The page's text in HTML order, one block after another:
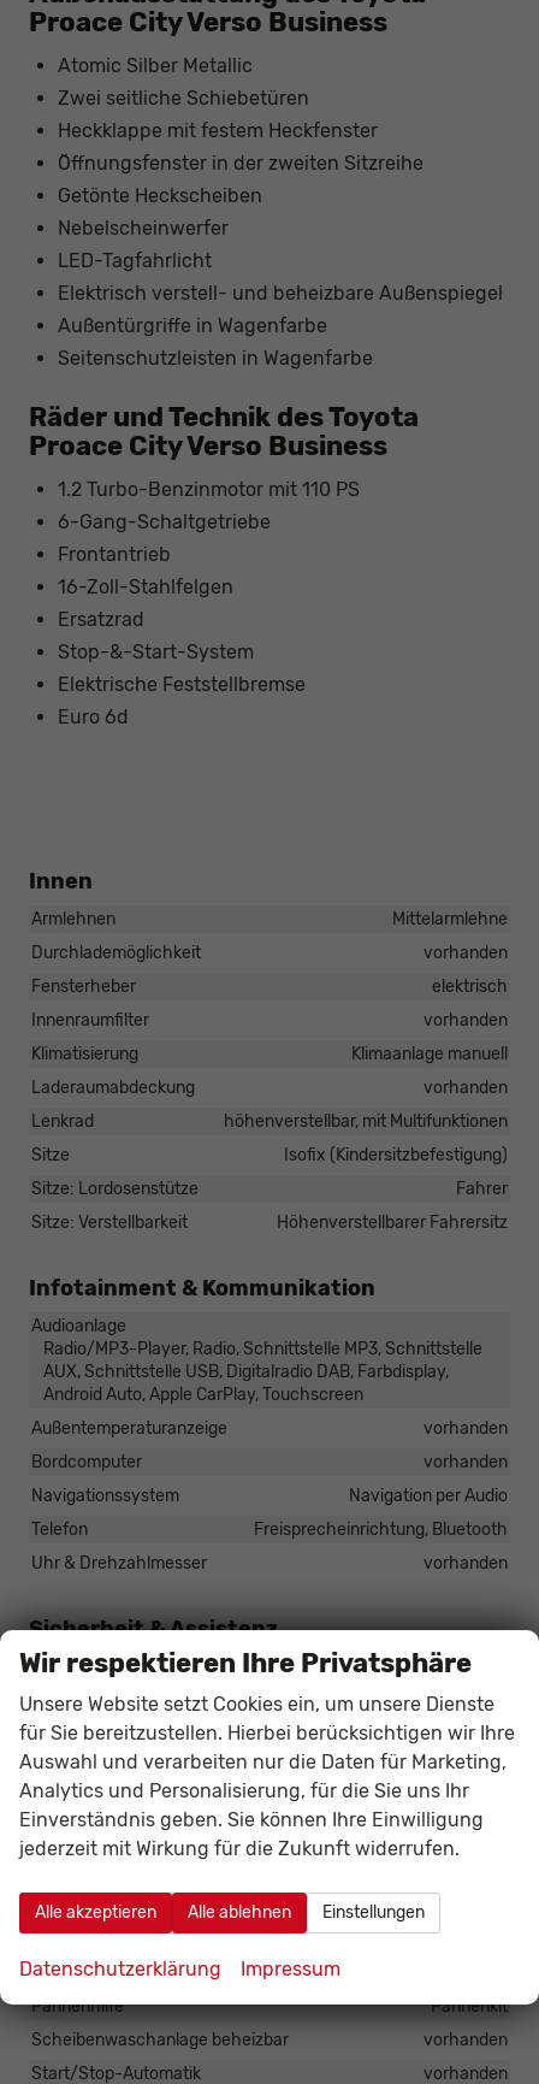
Proace City Verso Business
Atomic Silber Metallic
Zwei seitliche Schiebetüren
Heckklappe mit festem Heckfenster
Öffnungsfenster in der zweiten Sitzreihe
Getönte Heckscheiben
Nebelscheinwerfer
LED-Tagfahrlicht
Elektrisch verstell- und beheizbare Außenspiegel
Außentürgriffe in Wagenfarbe
Seitenschutzleisten in Wagenfarbe
Räder und Technik des Toyota
Proace City Verso Business
1.2 Turbo-Benzinmotor mit 110 PS
6-Gang-Schaltgetriebe
Frontantrieb
16-Zoll-Stahlfelgen
Ersatzrad
Stop-&-Start-System
Elektrische Feststellbremse
Euro 6d
Innen
Armlehnen
Mittelarmlehne
Durchlademöglichkeit
vorhanden
Fensterheber
elektrisch
Innenraumfilter
vorhanden
Klimatisierung
Klimaanlage manuell
Laderaumabdeckung
vorhanden
Lenkrad
höhenverstellbar, mit Multifunktionen
Sitze
Isofix (Kindersitzbefestigung)
Sitze: Lordosenstütze
Fahrer
Sitze: Verstellbarkeit
Höhenverstellbarer Fahrersitz
Infotainment & Kommunikation
Audioanlage
Radio/MP3-Player, Radio, Schnittstelle MP3, Schnittstelle
AUX, Schnittstelle USB, Digitalradio DAB, Farbdisplay,
Android Auto, Apple CarPlay, Touchscreen
Außentemperaturanzeige
vorhanden
Bordcomputer
vorhanden
Navigationssystem
Navigation per Audio
Telefon
Freisprecheinrichtung, Bluetooth
Uhr & Drehzahlmesser
vorhanden
Sicherheit & Assistenz
Airbags
abschaltbar, Seitenairbags Vorne, Beifahrerairbag
Assistenzsysteme
Regensensor, Tempomat, Notbremsassistent (City-Safety),
Berganfahrassistent, Spurhalteassistent,
Verkehrzeichenerkennung, Müdigkeitserkennungs-Sensor,
Notrufsystem, Geschwindigkeitsbegrenzer
Follow-Me-Home-Funktion
Lenkung
Servolenkung
Lichttechnik
Nebelscheinwerfer, Tagfahrlicht
Pannenhilfe
Pannenkit
Scheibenwaschanlage beheizbar
vorhanden
Start/Stop-Automatik
vorhanden
Wir respektieren Ihre Privatsphäre
Unsere Website setzt Cookies ein, um unsere Dienste
für Sie bereitzustellen. Hierbei berücksichtigen wir Ihre
Auswahl und verarbeiten nur die Daten für Marketing,
Analytics und Personalisierung, für die Sie uns Ihr
Einverständnis geben. Sie können Ihre Einwilligung
jederzeit mit Wirkung für die Zukunft widerrufen.
Alle akzeptieren Alle ablehnen Einstellungen
Datenschutzerklärung Impressum